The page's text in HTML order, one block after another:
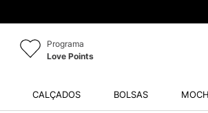
Programa
Love Points
CALÇADOS BOLSAS